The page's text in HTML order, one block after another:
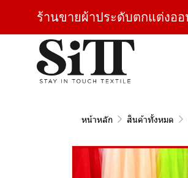
ร้านขายผ้าประดับตกแต่งออ
หน้าหลัก สินค้าทั้งหมด